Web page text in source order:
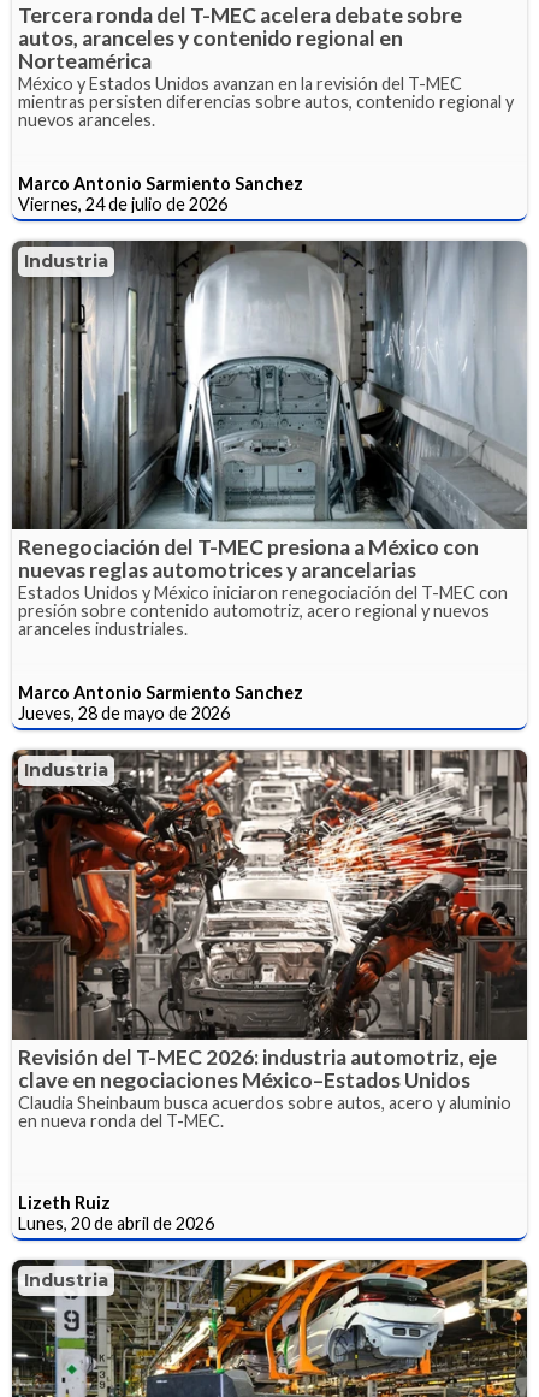
Tercera ronda del T-MEC acelera debate sobre
autos, aranceles y contenido regional en
Norteamérica
México y Estados Unidos avanzan en la revisión del T-MEC
mientras persisten diferencias sobre autos, contenido regional y
nuevos aranceles.
Marco Antonio Sarmiento Sanchez
Viernes, 24 de julio de 2026
Industria
Renegociación del T-MEC presiona a México con
nuevas reglas automotrices y arancelarias
Estados Unidos y México iniciaron renegociación del T-MEC con
presión sobre contenido automotriz, acero regional y nuevos
aranceles industriales.
Marco Antonio Sarmiento Sanchez
Jueves, 28 de mayo de 2026
Industria
Revisión del T-MEC 2026: industria automotriz, eje
clave en negociaciones México–Estados Unidos
Claudia Sheinbaum busca acuerdos sobre autos, acero y aluminio
en nueva ronda del T-MEC.
Lizeth Ruiz
Lunes, 20 de abril de 2026
Industria